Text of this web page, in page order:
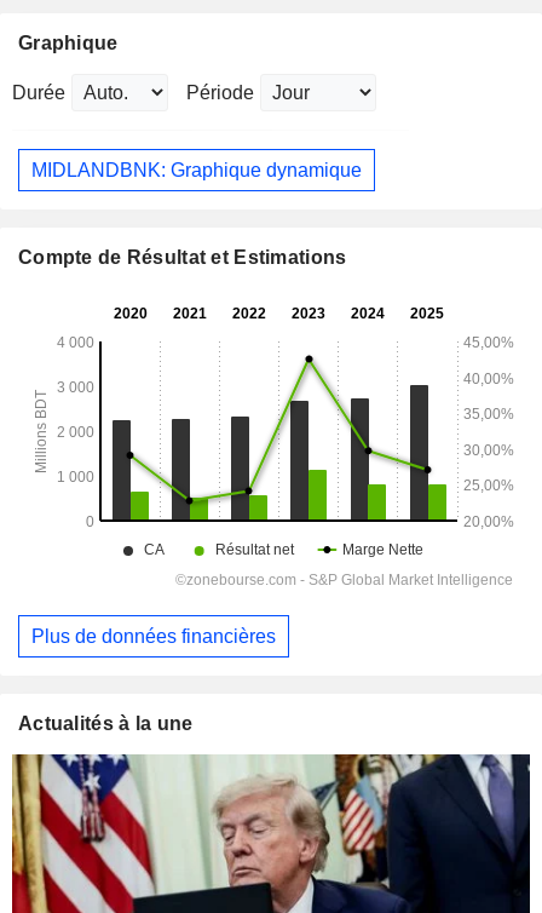
Graphique
Durée Période
MIDLANDBNK: Graphique dynamique
Compte de Résultat et Estimations
Plus de données financières
Actualités à la une